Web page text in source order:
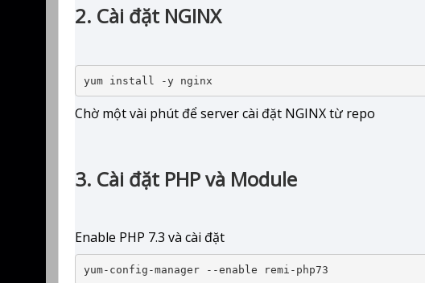
2. Cài đặt NGINX
yum install -y nginx
Chờ một vài phút để server cài đặt NGINX từ repo
3. Cài đặt PHP và Module
Enable PHP 7.3 và cài đặt
yum-config-manager --enable remi-php73